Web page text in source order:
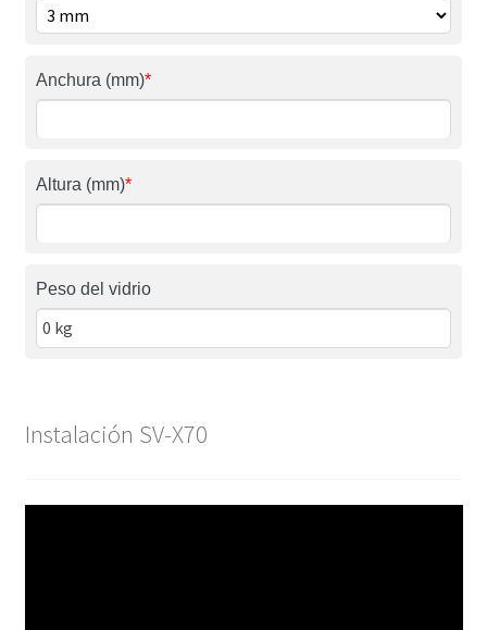
Anchura (mm)*
Altura (mm)*
Peso del vidrio
Instalación SV-X70